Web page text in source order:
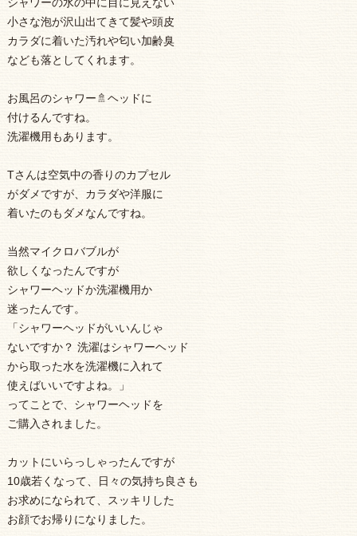
シャワーの水の中に目に見えない
小さな泡が沢山出てきて髪や頭皮
カラダに着いた汚れや匂い加齢臭
なども落としてくれます。
お風呂のシャワー🚿ヘッドに
付けるんですね。
洗濯機用もあります。
Tさんは空気中の香りのカプセル
がダメですが、カラダや洋服に
着いたのもダメなんですね。
当然マイクロバブルが
欲しくなったんですが
シャワーヘッドか洗濯機用か
迷ったんです。
「シャワーヘッドがいいんじゃ
ないですか？ 洗濯はシャワーヘッド
から取った水を洗濯機に入れて
使えばいいですよね。」
ってことで、シャワーヘッドを
ご購入されました。
カットにいらっしゃったんですが
10歳若くなって、日々の気持ち良さも
お求めになられて、スッキリした
お顔でお帰りになりました。